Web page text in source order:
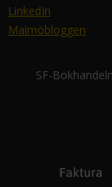
LinkedIn
Malmöbloggen
SF-